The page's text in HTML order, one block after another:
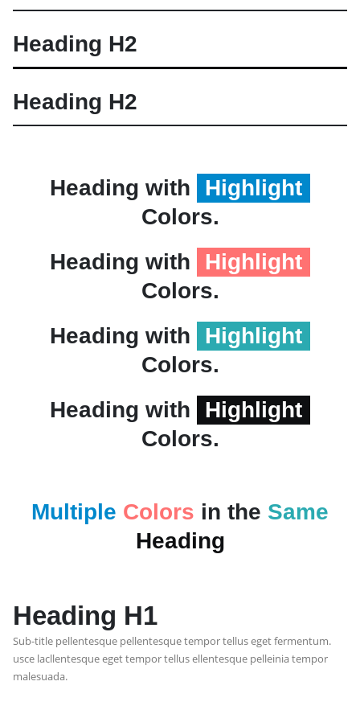
Heading H2
Heading H2
Heading with
Highlight
Colors.
Heading with
Highlight
Colors.
Heading with
Highlight
Colors.
Heading with
Highlight
Colors.
Multiple Colors in the Same
Heading
Heading H1
Sub-title pellentesque pellentesque tempor tellus eget fermentum.
usce lacllentesque eget tempor tellus ellentesque pelleinia tempor
malesuada.